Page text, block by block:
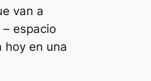
van a
espacio
hoy en una